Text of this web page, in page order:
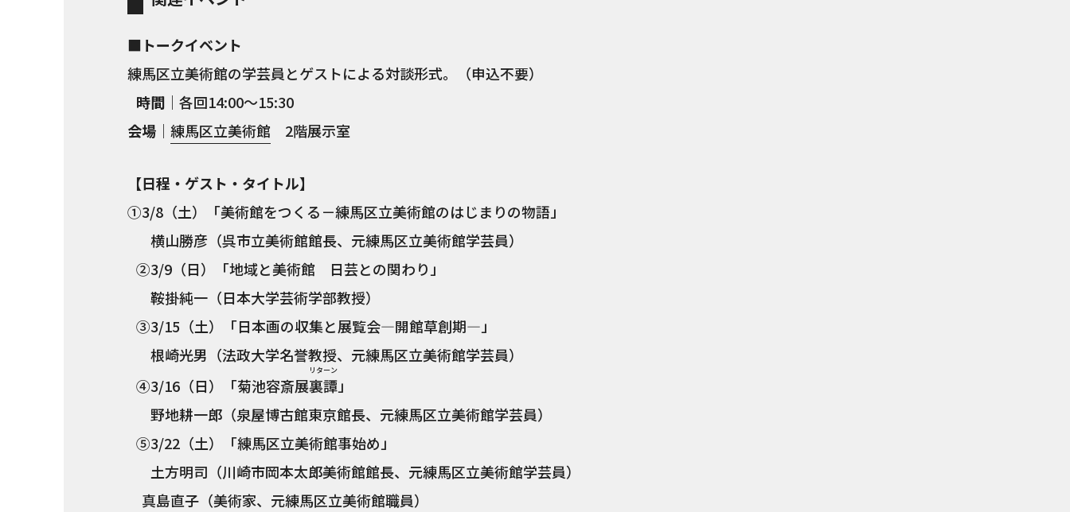
■トークイベント
練馬区立美術館の学芸員とゲストによる対談形式。（申込不要）
時間 ｜各回14:00～15:30
会場 ｜ 練馬区立美術館 2階展示室
【日程・ゲスト・タイトル】
①3/8（土）「美術館をつくる－練馬区立美術館のはじまりの物語」
横山勝彦（呉市立美術館館長、元練馬区立美術館学芸員）
②3/9（日）「地域と美術館 日芸との関わり」
鞍掛純一（日本大学芸術学部教授）
③3/15（土）「日本画の収集と展覧会―開館草創期―」
根崎光男（法政大学名誉教授、元練馬区立美術館学芸員）
④3/16（日）「菊池容斎展裏譚
リターン
」
野地耕一郎（泉屋博古館東京館長、元練馬区立美術館学芸員）
⑤3/22（土）「練馬区立美術館事始め」
土方明司（川崎市岡本太郎美術館館長、元練馬区立美術館学芸員）
真島直子（美術家、元練馬区立美術館職員）